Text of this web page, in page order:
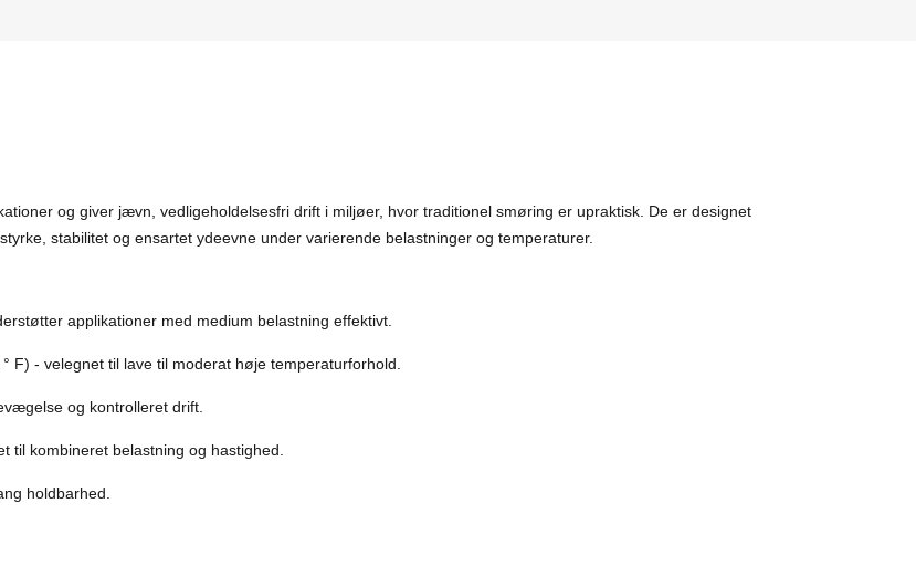
og giver jævn, vedligeholdelsesfri drift i miljøer, hvor traditionel smøring er upraktisk. De er designet
stabilitet og ensartet ydeevne under varierende belastninger og temperaturer.
applikationer med medium belastning effektivt.
F) - velegnet til lave til moderat høje temperaturforhold.
og kontrolleret drift.
til kombineret belastning og hastighed.
holdbarhed.